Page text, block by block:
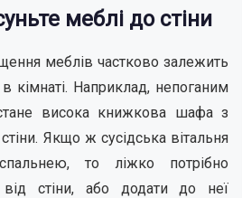
меблі до стіни
меблів частково залежить
в кімнаті. Наприклад, непоганим
висока книжкова шафа з
Якщо ж сусідська вітальня
то ліжко потрібно
від стіни, або додати до неї